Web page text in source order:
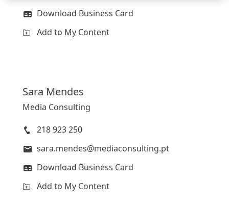
Download Business Card
Add to My Content
Sara Mendes
Media Consulting
218 923 250
sara.mendes@mediaconsulting.pt
Download Business Card
Add to My Content